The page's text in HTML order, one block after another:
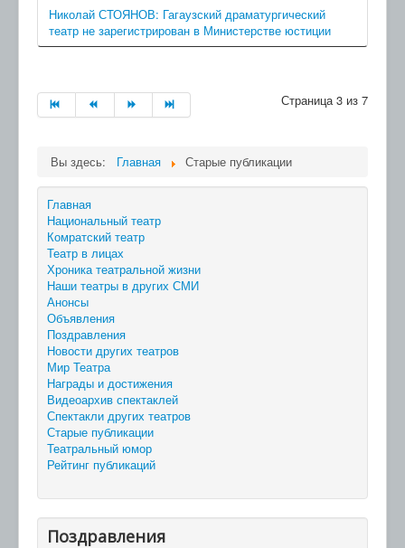
Николай СТОЯНОВ: Гагаузский драматургический
театр не зарегистрирован в Министерстве юстиции
Страница 3 из 7
Вы здесь: Главная Старые публикации
Главная
Национальный театр
Комратский театр
Театр в лицах
Хроника театральной жизни
Наши театры в других СМИ
Анонсы
Объявления
Поздравления
Новости других театров
Мир Театра
Награды и достижения
Видеоархив спектаклей
Спектакли других театров
Старые публикации
Театральный юмор
Рейтинг публикаций
Поздравления